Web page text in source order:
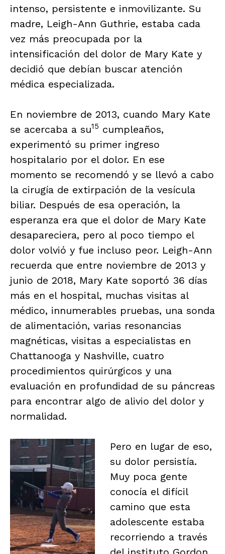
intenso, persistente e inmovilizante. Su
madre, Leigh-Ann Guthrie, estaba cada
vez más preocupada por la
intensificación del dolor de Mary Kate y
decidió que debían buscar atención
médica especializada.
En noviembre de 2013, cuando Mary Kate
se acercaba a su15 cumpleaños,
experimentó su primer ingreso
hospitalario por el dolor. En ese
momento se recomendó y se llevó a cabo
la cirugía de extirpación de la vesícula
biliar. Después de esa operación, la
esperanza era que el dolor de Mary Kate
desapareciera, pero al poco tiempo el
dolor volvió y fue incluso peor. Leigh-Ann
recuerda que entre noviembre de 2013 y
junio de 2018, Mary Kate soportó 36 días
más en el hospital, muchas visitas al
médico, innumerables pruebas, una sonda
de alimentación, varias resonancias
magnéticas, visitas a especialistas en
Chattanooga y Nashville, cuatro
procedimientos quirúrgicos y una
evaluación en profundidad de su páncreas
para encontrar algo de alivio del dolor y
normalidad.
Pero en lugar de eso,
su dolor persistía.
Muy poca gente
conocía el difícil
camino que esta
adolescente estaba
recorriendo a través